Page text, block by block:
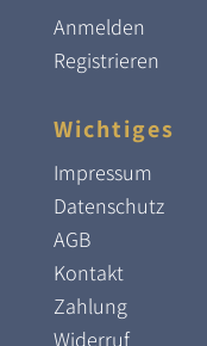
Anmelden
Registrieren
Wichtiges
Impressum
Datenschutz
AGB
Kontakt
Zahlung
Widerruf